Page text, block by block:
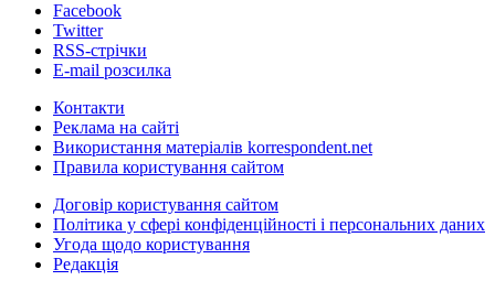
Facebook
Twitter
RSS-стрічки
E-mail розсилка
Контакти
Реклама на сайті
Використання матеріалів korrespondent.net
Правила користування сайтом
Договір користування сайтом
Політика у сфері конфіденційності і персональних даних
Угода щодо користування
Редакція